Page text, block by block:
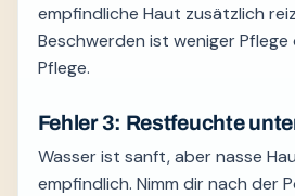
empfindliche Haut zusätzlich
Beschwerden ist weniger
Pflege.
Fehler 3: Restfeuchte
Wasser ist sanft, aber nasse
empfindlich. Nimm dir nach der